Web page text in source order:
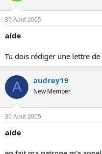
30 Aout 2005
aide
Tu dois rédiger une lettre de
A audrey19
New Member
30 Aout 2005
aide